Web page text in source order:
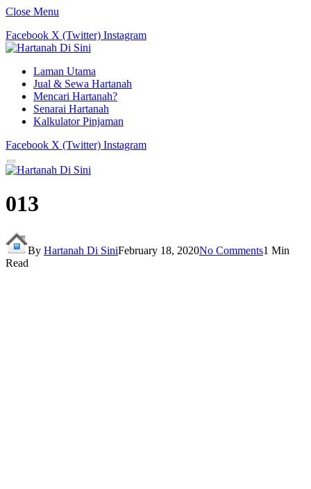
Close Menu
Facebook X (Twitter) Instagram
Laman Utama
Jual & Sewa Hartanah
Mencari Hartanah?
Senarai Hartanah
Kalkulator Pinjaman
Facebook X (Twitter) Instagram
013
By Hartanah Di SiniFebruary 18, 2020No Comments1 Min
Read